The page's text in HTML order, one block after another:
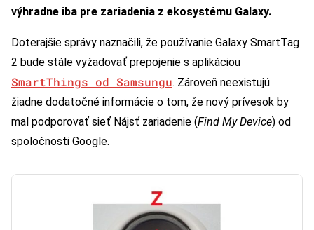
výhradne iba pre zariadenia z ekosystému Galaxy.
Doterajšie správy naznačili, že používanie Galaxy SmartTag
2 bude stále vyžadovať prepojenie s aplikáciou
SmartThings od Samsungu. Zároveň neexistujú
žiadne dodatočné informácie o tom, že nový prívesok by
mal podporovať sieť Nájsť zariadenie (Find My Device) od
spoločnosti Google.